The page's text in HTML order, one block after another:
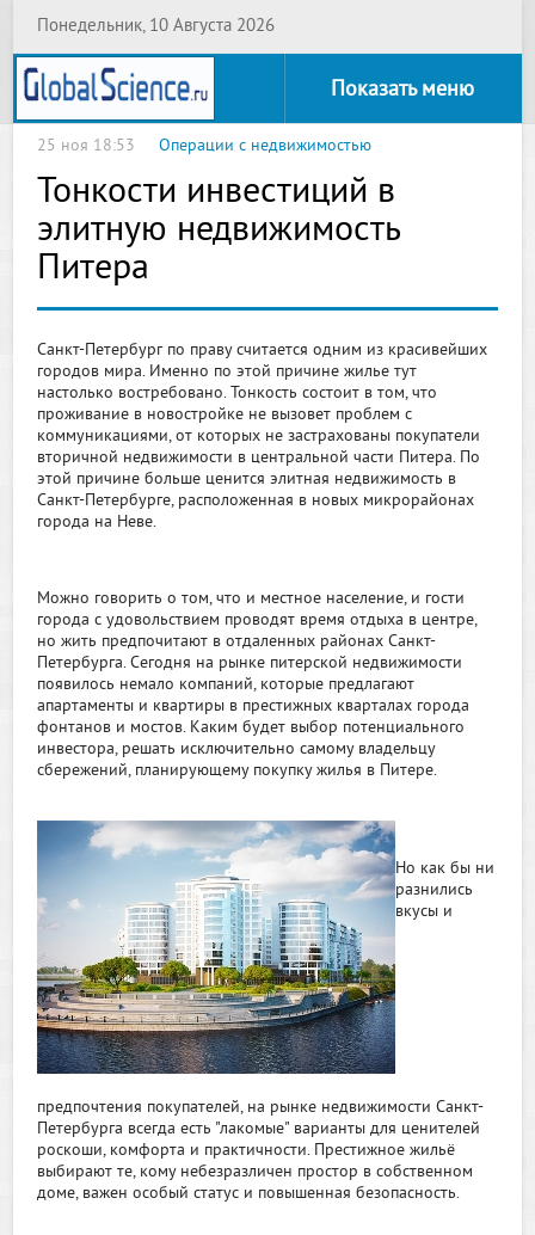
Понедельник, 10 Августа 2026
Показать меню
25 ноя 18:53 Операции с недвижимостью
Тонкости инвестиций в
элитную недвижимость
Питера
Санкт-Петербург по праву считается одним из красивейших
городов мира. Именно по этой причине жилье тут
настолько востребовано. Тонкость состоит в том, что
проживание в новостройке не вызовет проблем с
коммуникациями, от которых не застрахованы покупатели
вторичной недвижимости в центральной части Питера. По
этой причине больше ценится элитная недвижимость в
Санкт-Петербурге, расположенная в новых микрорайонах
города на Неве.
Можно говорить о том, что и местное население, и гости
города с удовольствием проводят время отдыха в центре,
но жить предпочитают в отдаленных районах Санкт-
Петербурга. Сегодня на рынке питерской недвижимости
появилось немало компаний, которые предлагают
апартаменты и квартиры в престижных кварталах города
фонтанов и мостов. Каким будет выбор потенциального
инвестора, решать исключительно самому владельцу
сбережений, планирующему покупку жилья в Питере.
Но как бы ни
разнились
вкусы и
предпочтения покупателей, на рынке недвижимости Санкт-
Петербурга всегда есть "лакомые" варианты для ценителей
роскоши, комфорта и практичности. Престижное жильё
выбирают те, кому небезразличен простор в собственном
доме, важен особый статус и повышенная безопасность.